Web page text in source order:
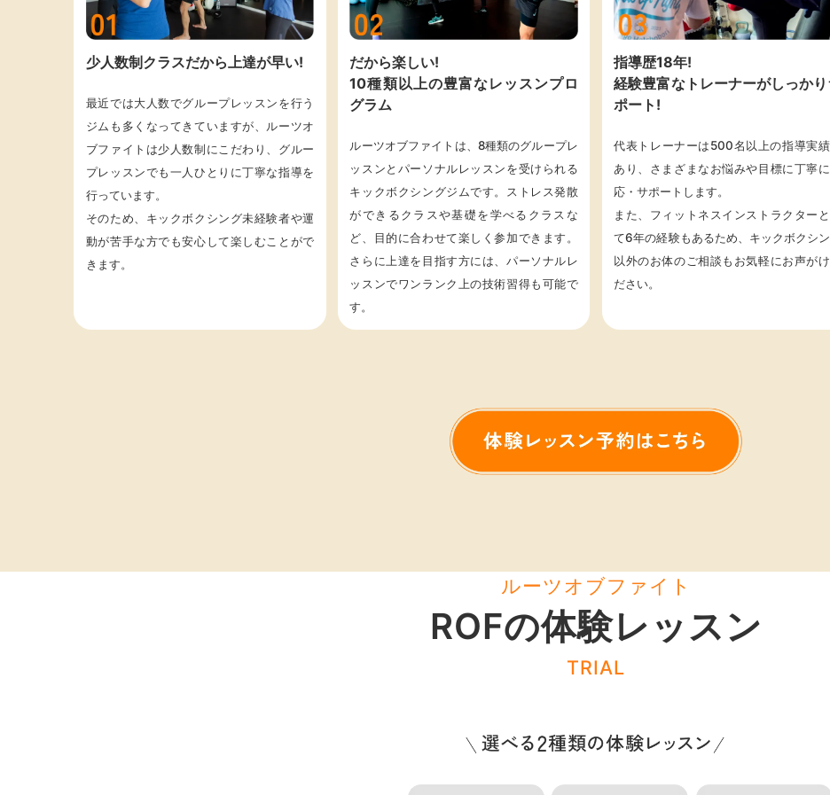
少人数制クラスだから上達が早い!
最近では大人数でグループレッスンを行う
ジムも多くなってきていますが、ルーツオ
ブファイトは少人数制にこだわり、グルー
プレッスンでも一人ひとりに丁寧な指導を
行っています。
そのため、キックボクシング未経験者や運
動が苦手な方でも安心して楽しむことがで
きます。
だから楽しい!
10種類以上の豊富なレッスンプロ
グラム
ルーツオブファイトは、8種類のグループレ
ッスンとパーソナルレッスンを受けられる
キックボクシングジムです。ストレス発散
ができるクラスや基礎を学べるクラスな
ど、目的に合わせて楽しく参加できます。
さらに上達を目指す方には、パーソナルレ
ッスンでワンランク上の技術習得も可能で
す。
指導歴18年!
経験豊富なトレーナーがしっか
ポート!
代表トレーナーは500名以上の指導実
あり、さまざまなお悩みや目標に丁寧
応・サポートします。
また、フィットネスインストラクター
て6年の経験もあるため、キックボクシ
以外のお体のご相談もお気軽にお声がけ
ださい。
ルーツオブファイト
ROFの体験レッスン
TRIAL